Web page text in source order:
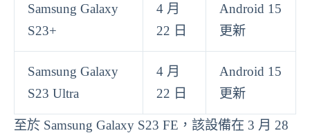
Samsung Galaxy
S23+
4 月
22 日
Android 15
更新
Samsung Galaxy
S23 Ultra
4 月
22 日
Android 15
更新
至於 Samsung Galaxy S23 FE，該設備在 3 月 28